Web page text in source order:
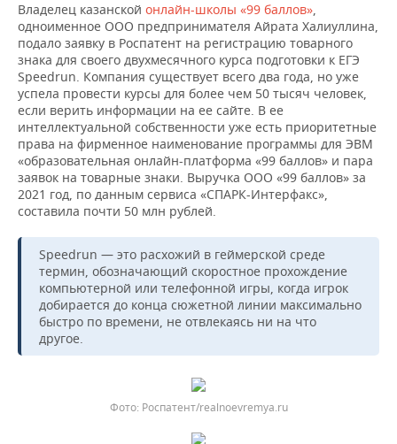
Владелец казанской онлайн-школы «99 баллов»,
одноименное ООО предпринимателя Айрата Халиуллина,
подало заявку в Роспатент на регистрацию товарного
знака для своего двухмесячного курса подготовки к ЕГЭ
Speedrun. Компания существует всего два года, но уже
успела провести курсы для более чем 50 тысяч человек,
если верить информации на ее сайте. В ее
интеллектуальной собственности уже есть приоритетные
права на фирменное наименование программы для ЭВМ
«образовательная онлайн-платформа «99 баллов» и пара
заявок на товарные знаки. Выручка ООО «99 баллов» за
2021 год, по данным сервиса «СПАРК-Интерфакс»,
составила почти 50 млн рублей.
Speedrun — это расхожий в геймерской среде
термин, обозначающий скоростное прохождение
компьютерной или телефонной игры, когда игрок
добирается до конца сюжетной линии максимально
быстро по времени, не отвлекаясь ни на что
другое.
Роспатент/realnoevremya.ru